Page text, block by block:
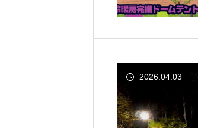
2026.04.03